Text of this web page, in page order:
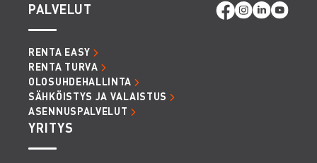
PALVELUT
RENTA EASY
RENTA TURVA
OLOSUHDEHALLINTA
SÄHKÖISTYS JA VALAISTUS
ASENNUSPALVELUT
YRITYS